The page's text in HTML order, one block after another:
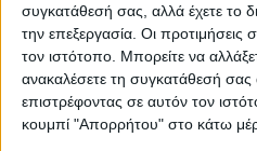
συγκατάθεσή σας, αλλά έχετε το
την επεξεργασία. Οι προτιμήσεις
τον ιστότοπο. Μπορείτε να
ανακαλέσετε τη συγκατάθεσή
επιστρέφοντας σε αυτόν τον
κουμπί "Απορρήτου" στο κάτω
Το νέο μοντέλο, όμως,
τελική έκδοση, από την
EICMA, με τους Ινδούς να
και τη μάρκα Flying Flea,
μοτοσυκλέτα που θα ανήκει
περισσότερα εδώ ).